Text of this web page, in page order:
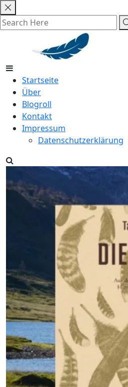
Skip
to
content
Startseite
Über
Blogroll
Kontakt
Impressum
Datenschutzerklärung